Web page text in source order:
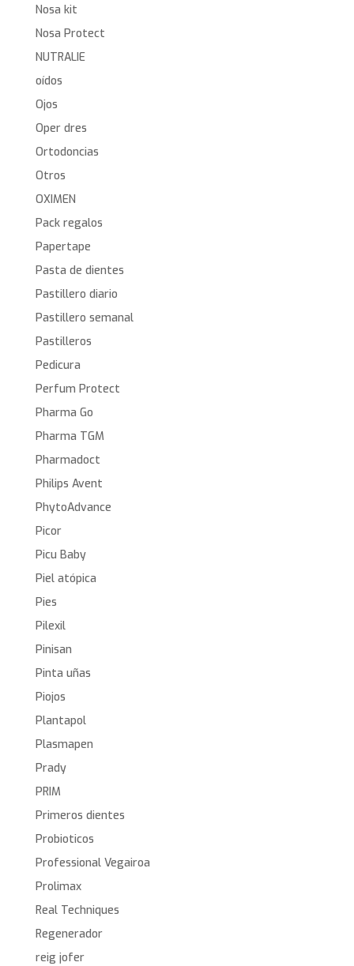
Nosa kit
Nosa Protect
NUTRALIE
oídos
Ojos
Oper dres
Ortodoncias
Otros
OXIMEN
Pack regalos
Papertape
Pasta de dientes
Pastillero diario
Pastillero semanal
Pastilleros
Pedicura
Perfum Protect
Pharma Go
Pharma TGM
Pharmadoct
Philips Avent
PhytoAdvance
Picor
Picu Baby
Piel atópica
Pies
Pilexil
Pinisan
Pinta uñas
Piojos
Plantapol
Plasmapen
Prady
PRIM
Primeros dientes
Probioticos
Professional Vegairoa
Prolimax
Real Techniques
Regenerador
reig jofer